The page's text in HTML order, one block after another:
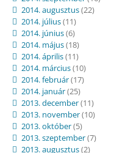
2014. augusztus(22)
2014. július(11)
2014. június(6)
2014. május(18)
2014. április(11)
2014. március(10)
2014. február(17)
2014. január(25)
2013. december(11)
2013. november(10)
2013. október(5)
2013. szeptember(7)
2013. augusztus(2)